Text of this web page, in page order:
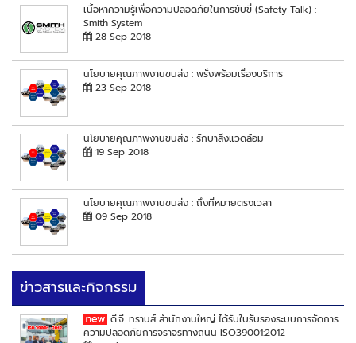
เนื้อหาความรู้เพื่อความปลอดภัยในการขับขี่ (Safety Talk) :
Smith System
28 Sep 2018
นโยบายคุณภาพงานขนส่ง : พรั่งพร้อมเรื่องบริการ
23 Sep 2018
นโยบายคุณภาพงานขนส่ง : รักษาสิ่งแวดล้อม
19 Sep 2018
นโยบายคุณภาพงานขนส่ง : ถึงที่หมายตรงเวลา
09 Sep 2018
ข่าวสารและกิจกรรม
ดี.จี. ทรานส์ สำนักงานใหญ่ ได้รับใบรับรองระบบการจัดการ
ความปลอดภัยการจราจรทางถนน ISO39001:2012